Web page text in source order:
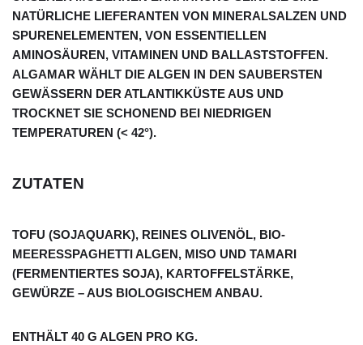
NATÜRLICHE LIEFERANTEN VON MINERALSALZEN UND
SPURENELEMENTEN, VON ESSENTIELLEN
AMINOSÄUREN, VITAMINEN UND BALLASTSTOFFEN.
ALGAMAR WÄHLT DIE ALGEN IN DEN SAUBERSTEN
GEWÄSSERN DER ATLANTIKKÜSTE AUS UND
TROCKNET SIE SCHONEND BEI NIEDRIGEN
TEMPERATUREN (< 42°).
ZUTATEN
TOFU (SOJAQUARK), REINES OLIVENÖL, BIO-
MEERESSPAGHETTI ALGEN, MISO UND TAMARI
(FERMENTIERTES SOJA), KARTOFFELSTÄRKE,
GEWÜRZE – AUS BIOLOGISCHEM ANBAU.
ENTHÄLT 40 G ALGEN PRO KG.